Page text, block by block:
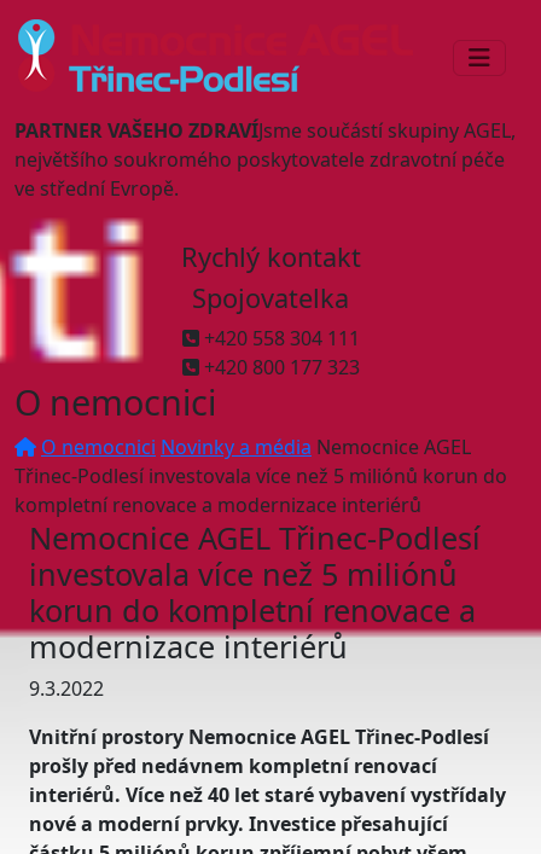
PARTNER VAŠEHO ZDRAVÍJsme součástí skupiny AGEL,
největšího soukromého poskytovatele zdravotní péče
ve střední Evropě.
Rychlý kontakt
Spojovatelka
+420 558 304 111
+420 800 177 323
O nemocnici
O nemocnici Novinky a média Nemocnice AGEL
Třinec-Podlesí investovala více než 5 miliónů korun do
kompletní renovace a modernizace interiérů
Nemocnice AGEL Třinec-Podlesí
investovala více než 5 miliónů
korun do kompletní renovace a
modernizace interiérů
9.3.2022
Vnitřní prostory Nemocnice AGEL Třinec-Podlesí
prošly před nedávnem kompletní renovací
interiérů. Více než 40 let staré vybavení vystřídaly
nové a moderní prvky. Investice přesahující